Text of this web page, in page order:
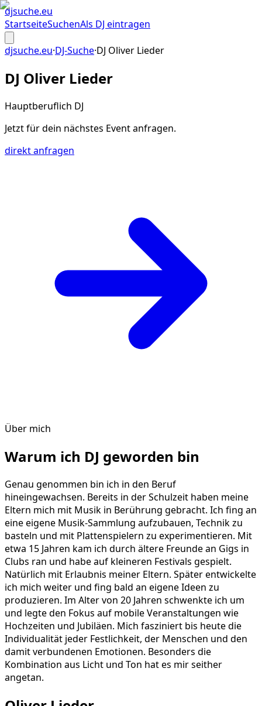
djsuche.eu
StartseiteSuchenAls DJ eintragen
djsuche.eu·DJ-Suche·DJ Oliver Lieder
DJ Oliver Lieder
Hauptberuflich DJ
Jetzt für dein nächstes Eventanfragen.
direkt anfragen
Über mich
Warum ich DJ geworden bin
Genau genommen bin ich in den Beruf
hineingewachsen. Bereits in der Schulzeit haben meine
Eltern mich mit Musik in Berührung gebracht. Ich fing an
eine eigene Musik-Sammlung aufzubauen, Technik zu
basteln und mit Plattenspielern zu experimentieren. Mit
etwa 15 Jahren kam ich durch ältere Freunde an Gigs in
Clubs ran und habe auf kleineren Festivals gespielt.
Natürlich mit Erlaubnis meiner Eltern. Später entwickelte
ich mich weiter und fing bald an eigene Ideen zu
produzieren. Im Alter von 20 Jahren schwenkte ich um
und legte den Fokus auf mobile Veranstaltungen wie
Hochzeiten und Jubiläen. Mich fasziniert bis heute die
Individualität jeder Festlichkeit, der Menschen und den
damit verbundenen Emotionen. Besonders die
Kombination aus Licht und Ton hat es mir seither
angetan.